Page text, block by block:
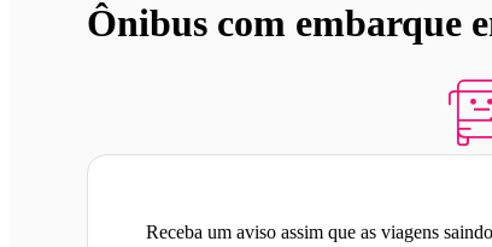
Ônibus com embarque
Receba um aviso assim que as viagens